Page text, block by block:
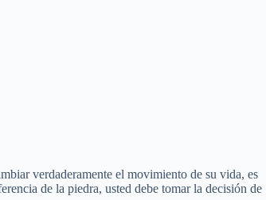
verdaderamente el movimiento de su vida, es
de la piedra, usted debe tomar la decisión de